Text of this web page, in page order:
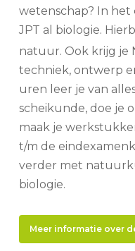
wetenschap? In het
JPT al biologie.
natuur. Ook krijg je
techniek, ontwerp
uren leer je van
scheikunde, doe je
maak je
t/m de
verder met
biologie.
Meer informatie over